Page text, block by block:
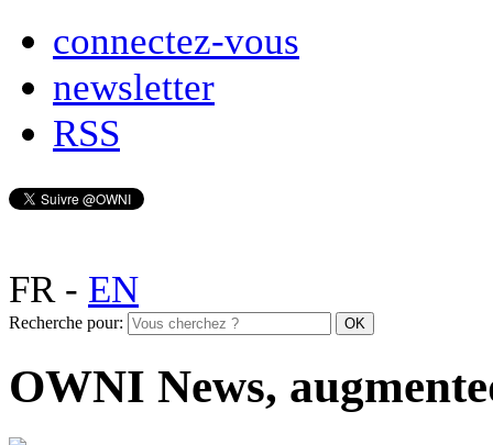
connectez-vous
newsletter
RSS
FR- EN
Recherche pour:
OWNI News,